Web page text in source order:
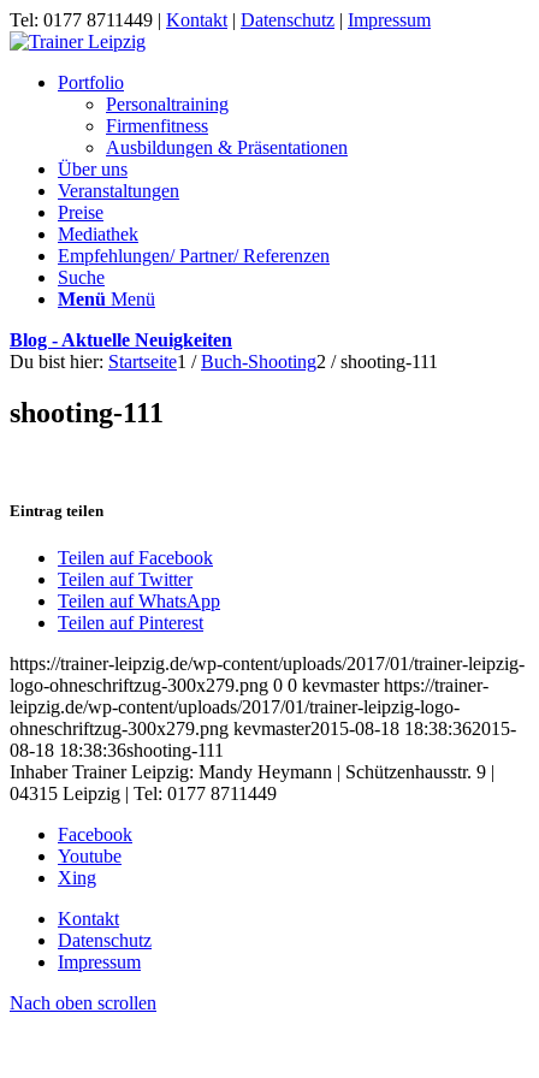
Tel: 0177 8711449 | Kontakt | Datenschutz | Impressum
Portfolio
Personaltraining
Firmenfitness
Ausbildungen & Präsentationen
Über uns
Veranstaltungen
Preise
Mediathek
Empfehlungen/ Partner/ Referenzen
Suche
Menü Menü
Blog - Aktuelle Neuigkeiten
Du bist hier: Startseite1 / Buch-Shooting2 / shooting-111
shooting-111
Eintrag teilen
Teilen auf Facebook
Teilen auf Twitter
Teilen auf WhatsApp
Teilen auf Pinterest
https://trainer-leipzig.de/wp-content/uploads/2017/01/trainer-leipzig-
logo-ohneschriftzug-300x279.png 0 0 kevmaster https://trainer-
leipzig.de/wp-content/uploads/2017/01/trainer-leipzig-logo-
ohneschriftzug-300x279.png kevmaster2015-08-18 18:38:362015-
08-18 18:38:36shooting-111
Inhaber Trainer Leipzig: Mandy Heymann | Schützenhausstr. 9 |
04315 Leipzig | Tel: 0177 8711449
Facebook
Youtube
Xing
Kontakt
Datenschutz
Impressum
Nach oben scrollen